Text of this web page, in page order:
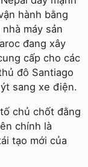
hành bằng
máy sản
đang xây
cấp cho các
đô Santiago
sang xe điện.
chủ chốt đằng
chính là
tạo mới của